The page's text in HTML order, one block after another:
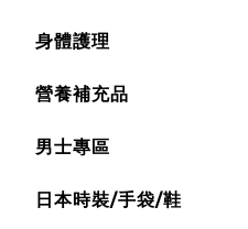
身體護理
營養補充品
男士專區
日本時裝/手袋/鞋